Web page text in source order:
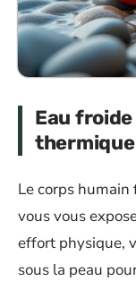
Eau froide
Le corps humain
vous vous
effort physique,
sous la peau